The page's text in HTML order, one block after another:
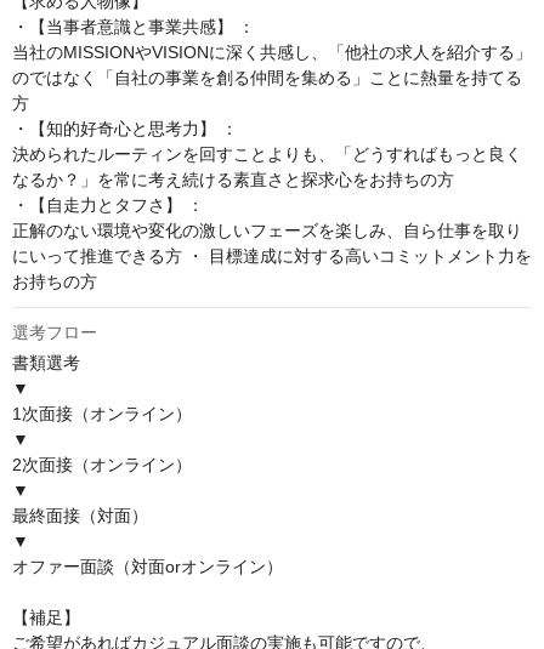
・【当事者意識と事業共感】 ：
当社のMISSIONやVISIONに深く共感し、「他社の求人を紹介する」
のではなく「自社の事業を創る仲間を集める」ことに熱量を持てる
方
・【知的好奇心と思考力】 ：
決められたルーティンを回すことよりも、「どうすればもっと良く
なるか？」を常に考え続ける素直さと探求心をお持ちの方
・【自走力とタフさ】 ：
正解のない環境や変化の激しいフェーズを楽しみ、自ら仕事を取り
にいって推進できる方 ・ 目標達成に対する高いコミットメント力を
お持ちの方
選考フロー
書類選考
▼
1次面接（オンライン）
▼
2次面接（オンライン）
▼
最終面接（対面）
▼
オファー面談（対面orオンライン）
【補足】
ご希望があればカジュアル面談の実施も可能ですので、